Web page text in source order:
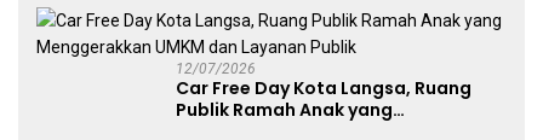
UMKM
12/07/2026
Car Free Day Kota Langsa, Ruang
Publik Ramah Anak yang